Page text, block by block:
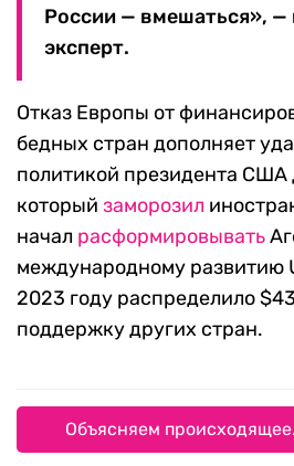
России — вмешаться», —
эксперт.
Отказ Европы от
бедных стран дополняет
политикой президента США
который заморозил
начал расформировывать
международному развитию
2023 году распределило
поддержку других стран.
Объясняем